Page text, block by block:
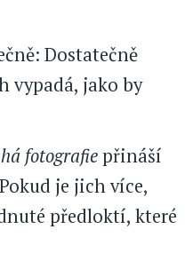
Dostatečně
vypadá, jako by
fotografiepřináší
je jich více,
předloktí, které